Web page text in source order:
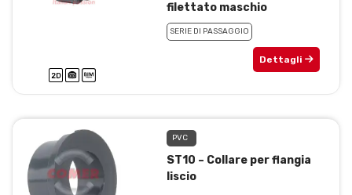
filettato maschio
SERIE DI PASSAGGIO
Dettagli
PVC
ST10 – Collare per flangia
liscio